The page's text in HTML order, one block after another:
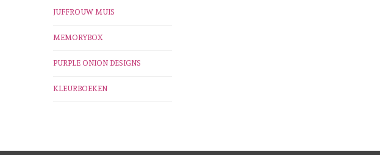
JUFFROUW MUIS
MEMORYBOX
PURPLE ONION DESIGNS
KLEURBOEKEN